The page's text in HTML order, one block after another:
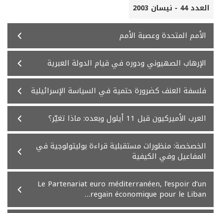
العدد 44 - نيسان 2003
الأمم المتحدة وعصبة الأمم
الإرهاب الصهيوني ودوره في قيام الدولة العبرية
فلسفة العنف كضرورة حتمية في السياسة الإسرائيلية
العرب الأميركيون قبل 11 أيلول وبعده: ماذا تغيّر؟
الخصخصة: منظورات مستقبلية قراءة بوليتولوجية في
المفاعيل وفي الكيفية
Le Partenariat euro méditerranéen, l’espoir d’un
regain économique pour le Liban…